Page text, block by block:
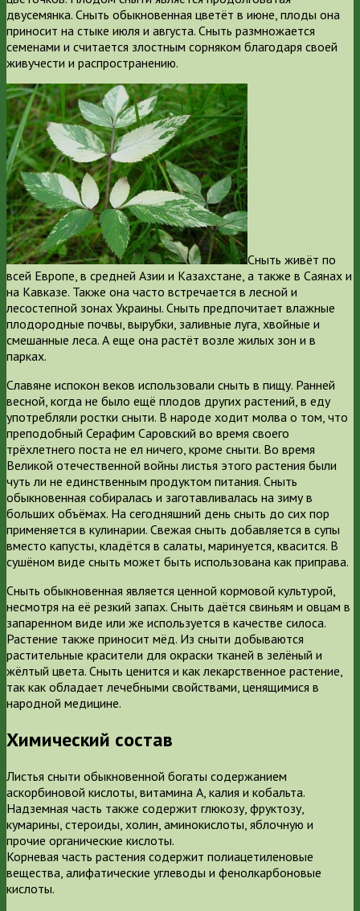
двусемянка. Сныть обыкновенная цветёт в июне, плоды она
приносит на стыке июля и августа. Сныть размножается
семенами и считается злостным сорняком благодаря своей
живучести и распространению.
Сныть живёт по
всей Европе, в средней Азии и Казахстане, а также в Саянах и
на Кавказе. Также она часто встречается в лесной и
лесостепной зонах Украины. Сныть предпочитает влажные
плодородные почвы, вырубки, заливные луга, хвойные и
смешанные леса. А еще она растёт возле жилых зон и в
парках.
Славяне испокон веков использовали сныть в пищу. Ранней
весной, когда не было ещё плодов других растений, в еду
употребляли ростки сныти. В народе ходит молва о том, что
преподобный Серафим Саровский во время своего
трёхлетнего поста не ел ничего, кроме сныти. Во время
Великой отечественной войны листья этого растения были
чуть ли не единственным продуктом питания. Сныть
обыкновенная собиралась и заготавливалась на зиму в
больших объёмах. На сегодняшний день сныть до сих пор
применяется в кулинарии. Свежая сныть добавляется в супы
вместо капусты, кладётся в салаты, маринуется, квасится. В
сушёном виде сныть может быть использована как приправа.
Сныть обыкновенная является ценной кормовой культурой,
несмотря на её резкий запах. Сныть даётся свиньям и овцам в
запаренном виде или же используется в качестве силоса.
Растение также приносит мёд. Из сныти добываются
растительные красители для окраски тканей в зелёный и
жёлтый цвета. Сныть ценится и как лекарственное растение,
так как обладает лечебными свойствами, ценящимися в
народной медицине.
Химический состав
Листья сныти обыкновенной богаты содержанием
аскорбиновой кислоты, витамина А, калия и кобальта.
Надземная часть также содержит глюкозу, фруктозу,
кумарины, стероиды, холин, аминокислоты, яблочную и
прочие органические кислоты.
Корневая часть растения содержит полиацетиленовые
вещества, алифатические углеводы и фенолкарбоновые
кислоты.